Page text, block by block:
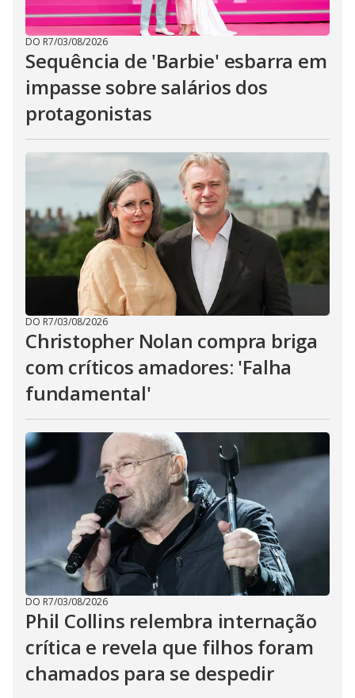
DO R7/03/08/2026
Sequência de 'Barbie' esbarra em
impasse sobre salários dos
protagonistas
DO R7/03/08/2026
Christopher Nolan compra briga
com críticos amadores: 'Falha
fundamental'
DO R7/03/08/2026
Phil Collins relembra internação
crítica e revela que filhos foram
chamados para se despedir